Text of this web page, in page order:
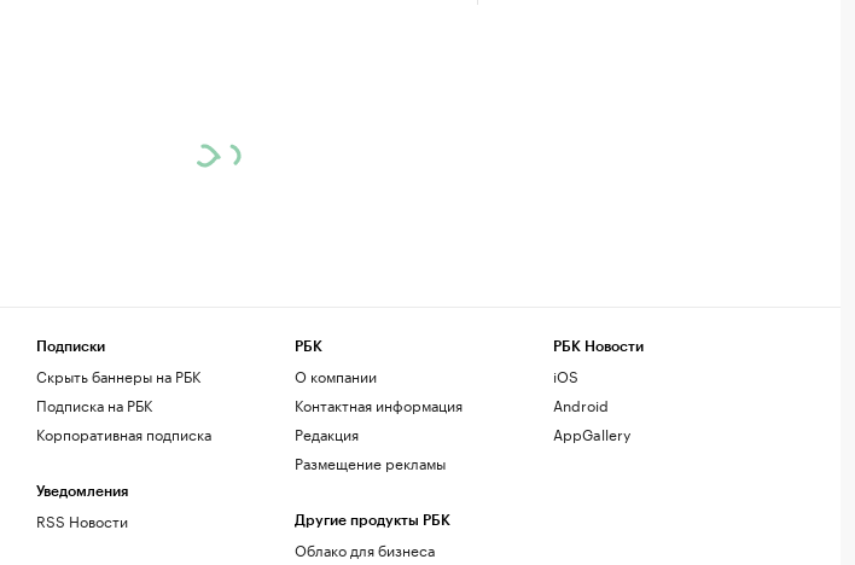
Подписки
Скрыть баннеры на РБК
Подписка на РБК
Корпоративная подписка
Уведомления
RSS Новости
РБК
О компании
Контактная информация
Редакция
Размещение рекламы
Другие продукты РБК
Облако для бизнеса
РБК Новости
iOS
Android
AppGallery